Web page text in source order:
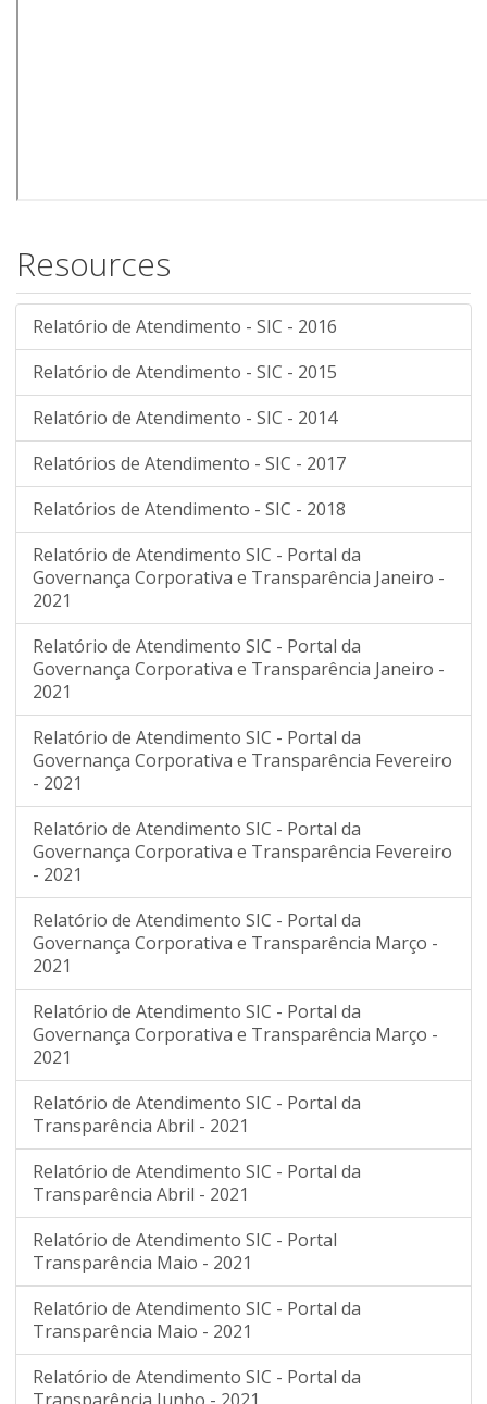
Resources
Relatório de Atendimento - SIC - 2016
Relatório de Atendimento - SIC - 2015
Relatório de Atendimento - SIC - 2014
Relatórios de Atendimento - SIC - 2017
Relatórios de Atendimento - SIC - 2018
Relatório de Atendimento SIC - Portal da
Governança Corporativa e Transparência Janeiro -
2021
Relatório de Atendimento SIC - Portal da
Governança Corporativa e Transparência Janeiro -
2021
Relatório de Atendimento SIC - Portal da
Governança Corporativa e Transparência Fevereiro
- 2021
Relatório de Atendimento SIC - Portal da
Governança Corporativa e Transparência Fevereiro
- 2021
Relatório de Atendimento SIC - Portal da
Governança Corporativa e Transparência Março -
2021
Relatório de Atendimento SIC - Portal da
Governança Corporativa e Transparência Março -
2021
Relatório de Atendimento SIC - Portal da
Transparência Abril - 2021
Relatório de Atendimento SIC - Portal da
Transparência Abril - 2021
Relatório de Atendimento SIC - Portal
Transparência Maio - 2021
Relatório de Atendimento SIC - Portal da
Transparência Maio - 2021
Relatório de Atendimento SIC - Portal da